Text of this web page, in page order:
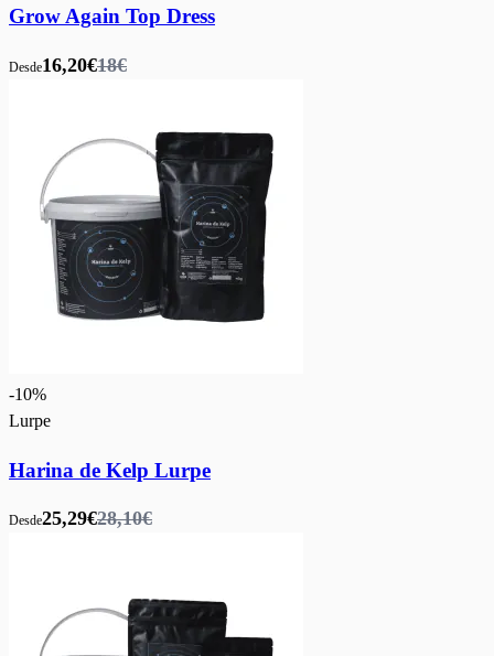
Grow Again Top Dress
Desde16,20€18€
-10%
Lurpe
Harina de Kelp Lurpe
Desde25,29€28,10€